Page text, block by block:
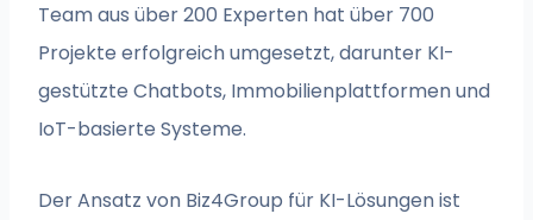
Team aus über 200 Experten hat über 700
Projekte erfolgreich umgesetzt, darunter KI-
gestützte Chatbots, Immobilienplattformen und
IoT-basierte Systeme.
Der Ansatz von Biz4Group für KI-Lösungen ist